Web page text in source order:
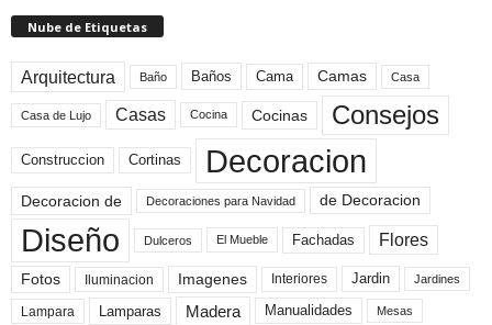
Nube de Etiquetas
Arquitectura Baño Baños Cama Camas Casa
Casa de Lujo Casas Cocina Cocinas Consejos
Construccion Cortinas Decoracion
Decoracion de Decoraciones para Navidad de Decoracion
Diseño Dulceros El Mueble Fachadas Flores
Fotos Iluminacion Imagenes Interiores Jardin Jardines
Lampara Lamparas Madera Manualidades Mesas